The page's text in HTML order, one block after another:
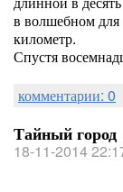
в волшебном
километр.
Спустя
комментарии: 0
Тайный город
18-11-2014